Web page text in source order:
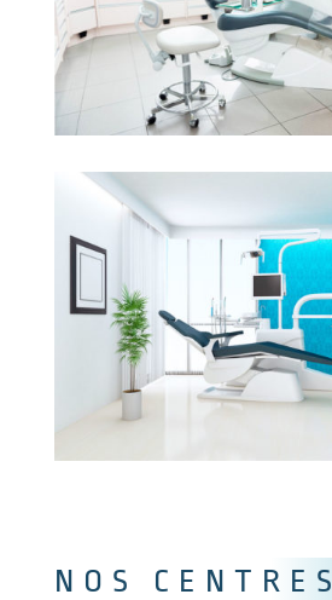
NOS CENTRES